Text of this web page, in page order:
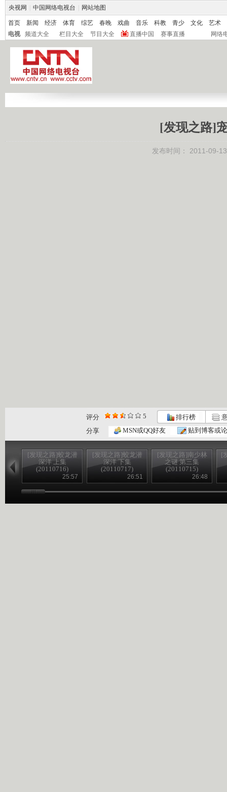
央视网 中国网络电视台 网站地图
首页 新闻 经济 体育 综艺 春晚 戏曲 音乐 科教 青少 文化
艺术
电视
频道大全 栏目大全 节目大全 直播中国 赛事直播 网络
[发现之路]
发布时间： 2011-09-
评分 5 排行榜
分享
MSN或QQ好友 贴到博客或
[发现之路]蛟龙潜
深洋 上集
(20110716)
25:57
[发现之路]蛟龙潜
深洋 下集
(20110717)
26:51
[发现之路]南少林
之谜 第三集
(20110715)
26:48
[